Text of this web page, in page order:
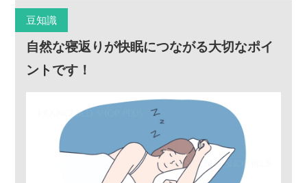
豆知識
自然な寝返りが快眠につながる大切なポイ
ントです！